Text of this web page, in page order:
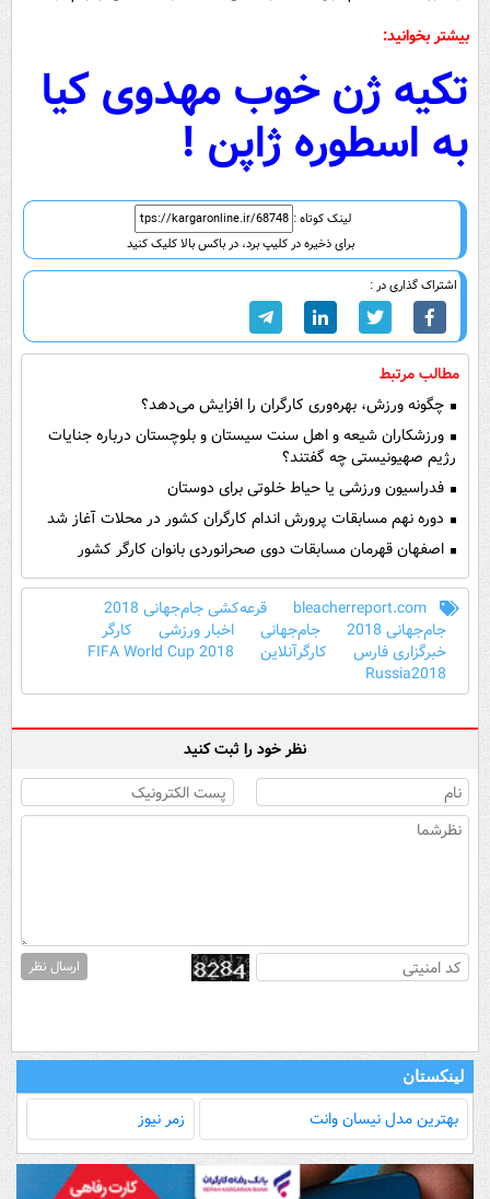
بیشتر بخوانید:
تکیه ژن خوب مهدوی کیا
به اسطوره ژاپن !
لینک کوتاه :
برای ذخیره در کلیپ برد، در باکس بالا کلیک کنید
اشتراک گذاری در :
مطالب مرتبط
چگونه ورزش، بهره‌وری کارگران را افزایش می‌دهد؟
ورزشکاران شیعه و اهل سنت سیستان و بلوچستان درباره جنایات
رژیم صهیونیستی چه گفتند؟
فدراسیون ورزشی یا حیاط خلوتی برای دوستان
دوره نهم مسابقات پرورش اندام کارگران کشور در محلات آغاز شد
اصفهان قهرمان مسابقات دوی صحرانوردی بانوان کارگر کشور
bleacherreport.com
قرعه‌کشی جام‌جهانی 2018
جام‌جهانی 2018
جام‌جهانی اخبار ورزشی
کارگر
خبرگزاری فارس
کارگرآنلاین
2018 FIFA World Cup
Russia2018
نظر خود را ثبت کنید
ارسال نظر
لینکستان
بهترین مدل‌ نیسان وانت زمر نیوز